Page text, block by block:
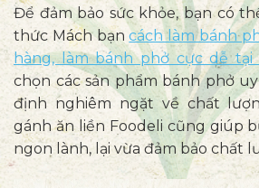
Để đảm bảo sức khỏe, bạn có
thức Mách bạncách làm bánh
hàng, làm bánh phở cực dễ tại
chọn các sản phẩm bánh phở
định nghiêm ngặt về chất
gánh ăn liền Foodeli cũng giúp
ngon lành, lại vừa đảm bảo chất